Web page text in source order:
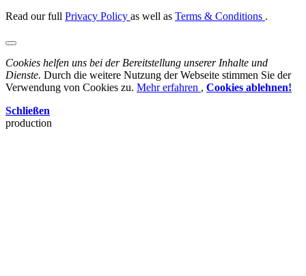
Read our full Privacy Policy as well as Terms & Conditions .
Cookies helfen uns bei der Bereitstellung unserer Inhalte und
Dienste. Durch die weitere Nutzung der Webseite stimmen Sie der
Verwendung von Cookies zu. Mehr erfahren , Cookies ablehnen!
Schließen
production